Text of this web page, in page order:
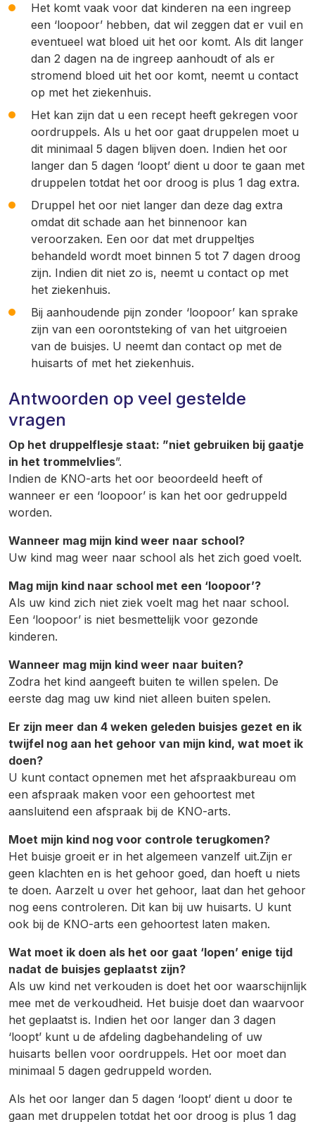
Het komt vaak voor dat kinderen na een ingreep
een ‘loopoor’ hebben, dat wil zeggen dat er vuil en
eventueel wat bloed uit het oor komt. Als dit langer
dan 2 dagen na de ingreep aanhoudt of als er
stromend bloed uit het oor komt, neemt u contact
op met het ziekenhuis.
Het kan zijn dat u een recept heeft gekregen voor
oordruppels. Als u het oor gaat druppelen moet u
dit minimaal 5 dagen blijven doen. Indien het oor
langer dan 5 dagen ‘loopt’ dient u door te gaan met
druppelen totdat het oor droog is plus 1 dag extra.
Druppel het oor niet langer dan deze dag extra
omdat dit schade aan het binnenoor kan
veroorzaken. Een oor dat met druppeltjes
behandeld wordt moet binnen 5 tot 7 dagen droog
zijn. Indien dit niet zo is, neemt u contact op met
het ziekenhuis.
Bij aanhoudende pijn zonder ‘loopoor’ kan sprake
zijn van een oorontsteking of van het uitgroeien
van de buisjes. U neemt dan contact op met de
huisarts of met het ziekenhuis.
Antwoorden op veel gestelde
vragen
Op het druppelflesje staat: ”niet gebruiken bij gaatje
in het trommelvlies”.
Indien de KNO-arts het oor beoordeeld heeft of
wanneer er een ‘loopoor’ is kan het oor gedruppeld
worden.
Wanneer mag mijn kind weer naar school?
Uw kind mag weer naar school als het zich goed voelt.
Mag mijn kind naar school met een ‘loopoor’?
Als uw kind zich niet ziek voelt mag het naar school.
Een ‘loopoor’ is niet besmettelijk voor gezonde
kinderen.
Wanneer mag mijn kind weer naar buiten?
Zodra het kind aangeeft buiten te willen spelen. De
eerste dag mag uw kind niet alleen buiten spelen.
Er zijn meer dan 4 weken geleden buisjes gezet en ik
twijfel nog aan het gehoor van mijn kind, wat moet ik
doen?
U kunt contact opnemen met het afspraakbureau om
een afspraak maken voor een gehoortest met
aansluitend een afspraak bij de KNO-arts.
Moet mijn kind nog voor controle terugkomen?
Het buisje groeit er in het algemeen vanzelf uit.Zijn er
geen klachten en is het gehoor goed, dan hoeft u niets
te doen. Aarzelt u over het gehoor, laat dan het gehoor
nog eens controleren. Dit kan bij uw huisarts. U kunt
ook bij de KNO-arts een gehoortest laten maken.
Wat moet ik doen als het oor gaat ‘lopen’ enige tijd
nadat de buisjes geplaatst zijn?
Als uw kind net verkouden is doet het oor waarschijnlijk
mee met de verkoudheid. Het buisje doet dan waarvoor
het geplaatst is. Indien het oor langer dan 3 dagen
‘loopt’ kunt u de afdeling dagbehandeling of uw
huisarts bellen voor oordruppels. Het oor moet dan
minimaal 5 dagen gedruppeld worden.
Als het oor langer dan 5 dagen ‘loopt’ dient u door te
gaan met druppelen totdat het oor droog is plus 1 dag